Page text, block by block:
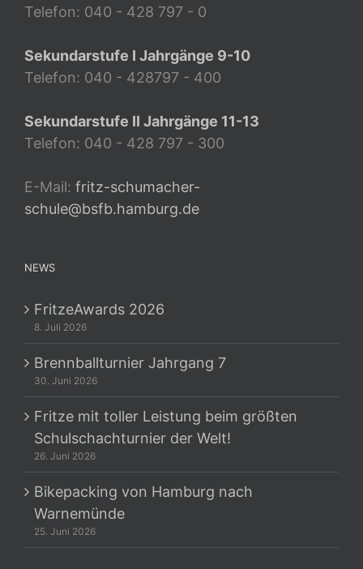
Telefon: 040 - 428 797 - 0
Sekundarstufe I Jahrgänge 9-10
Telefon: 040 - 428797 - 400
Sekundarstufe II Jahrgänge 11-13
Telefon: 040 - 428 797 - 300
E-Mail: fritz-schumacher-
schule@bsfb.hamburg.de
NEWS
FritzeAwards 2026
8. Juli 2026
Brennballturnier Jahrgang 7
30. Juni 2026
Fritze mit toller Leistung beim größten
Schulschachturnier der Welt!
26. Juni 2026
Bikepacking von Hamburg nach
Warnemünde
25. Juni 2026